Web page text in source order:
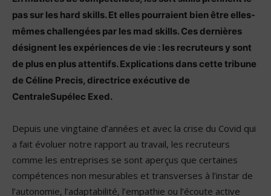
pas sur les hard skills. Et elles pourraient bien être elles-
mêmes challengées par les mad skills. Ces dernières
désignent les expériences de vie : les recruteurs y sont
de plus en plus attentifs. Explications dans cette tribune
de Céline Precis, directrice exécutive de
CentraleSupélec Exed.
Depuis une vingtaine d’années et avec la crise du Covid qui
a fait évoluer notre rapport au travail, les recruteurs
comme les entreprises se sont aperçus que certaines
compétences non mesurables et transverses à l’instar de
l’autonomie, l’adaptabilité, l’empathie ou l’écoute active